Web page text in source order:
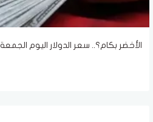
الأخضر بكام؟.. سعر الدولار اليوم الجمعة 7 أغسطس 2026 في البنوك